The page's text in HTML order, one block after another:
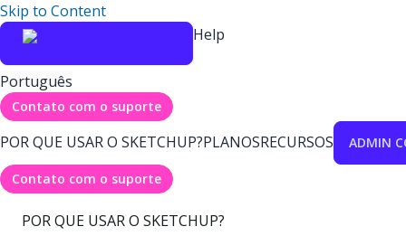
Skip to Content
Help
Português
Contato com o suporte
POR QUE USAR O SKETCHUP?PLANOSRECURSOS ADMIN
Contato com o suporte
POR QUE USAR O SKETCHUP?